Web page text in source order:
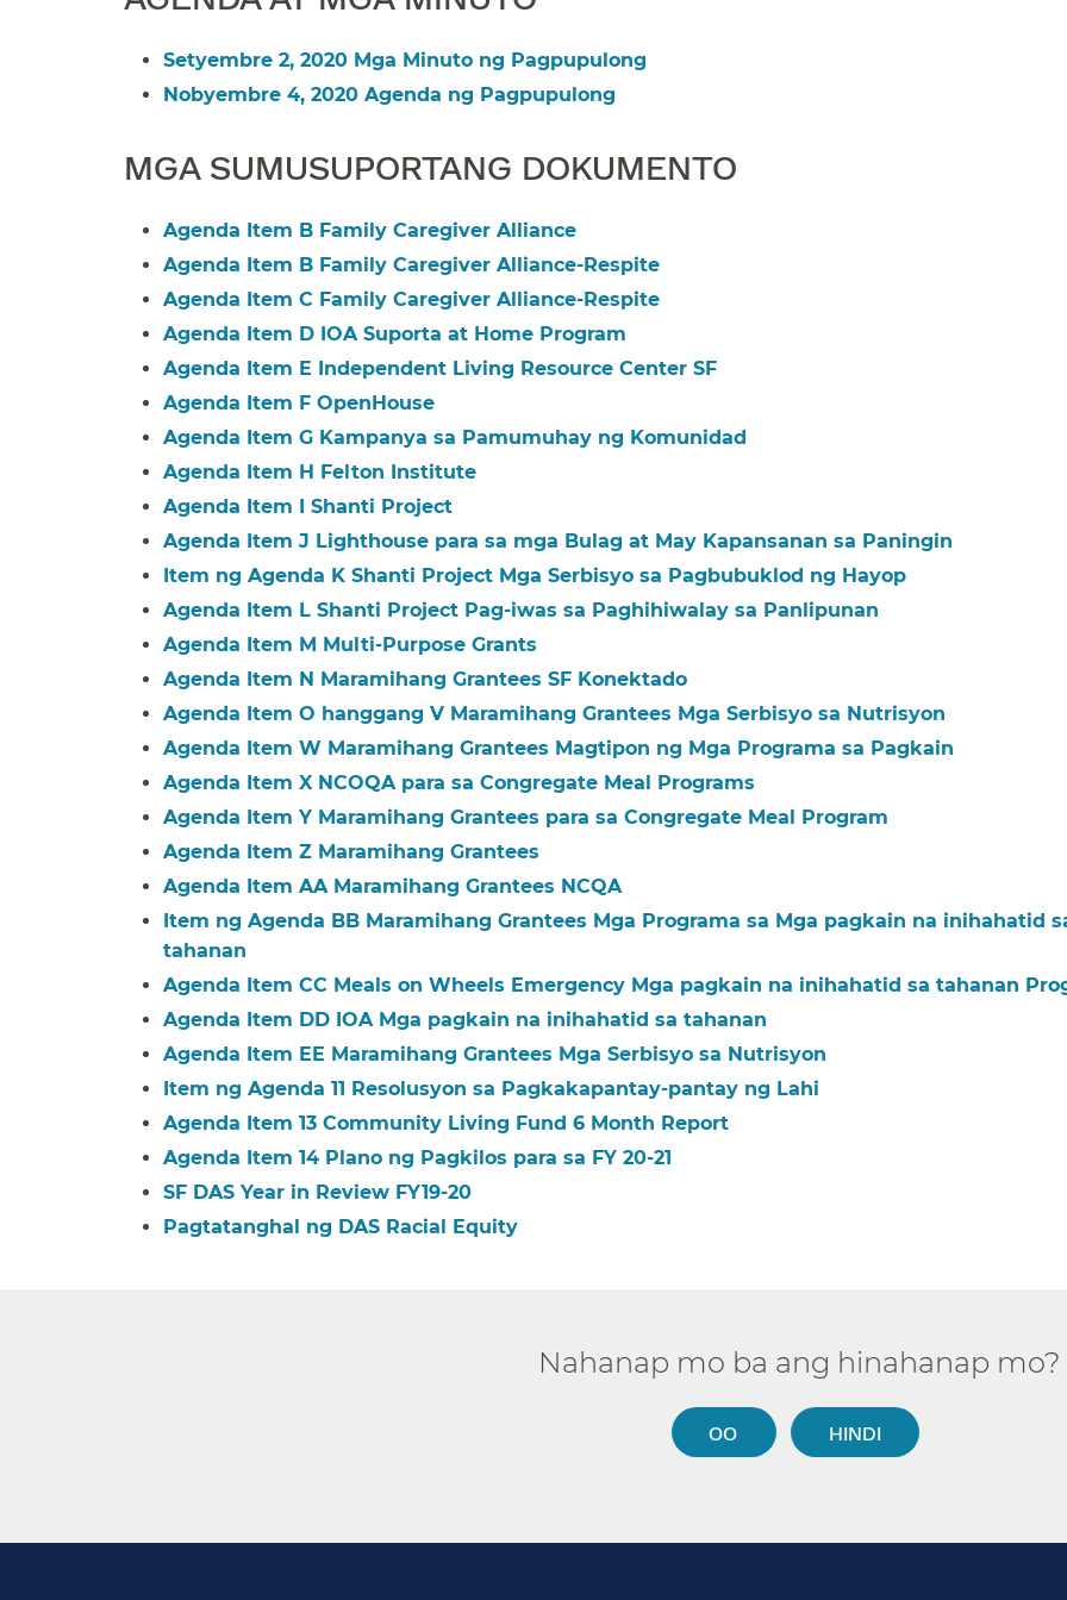
Setyembre 2, 2020 Mga Minuto ng Pagpupulong​​
Nobyembre 4, 2020 Agenda ng Pagpupulong​​
MGA SUMUSUPORTANG DOKUMENTO​​
Agenda Item B Family Caregiver Alliance​​
Agenda Item B Family Caregiver Alliance-Respite​​
Agenda Item C Family Caregiver Alliance-Respite​​
Agenda Item D IOA Suporta at Home Program​​
Agenda Item E Independent Living Resource Center SF​​
Agenda Item F OpenHouse​​
Agenda Item G Kampanya sa Pamumuhay ng Komunidad​​
Agenda Item H Felton Institute​​
Agenda Item I Shanti Project​​
Agenda Item J Lighthouse para sa mga Bulag at May Kapansanan sa Paningin​​
Item ng Agenda K Shanti Project Mga Serbisyo sa Pagbubuklod ng Hayop​​
Agenda Item L Shanti Project Pag-iwas sa Paghihiwalay sa Panlipunan​​
Agenda Item M Multi-Purpose Grants​​
Agenda Item N Maramihang Grantees SF Konektado​​
Agenda Item O hanggang V Maramihang Grantees Mga Serbisyo sa Nutrisyon​​
Agenda Item W Maramihang Grantees Magtipon ng Mga Programa sa Pagkain​​
Agenda Item X NCOQA para sa Congregate Meal Programs​​
Agenda Item Y Maramihang Grantees para sa Congregate Meal Program​​
Agenda Item Z Maramihang Grantees​​
Agenda Item AA Maramihang Grantees NCQA​​
Item ng Agenda BB Maramihang Grantees Mga Programa sa Mga pagkain na inihahatid
tahanan​​
Agenda Item CC Meals on Wheels Emergency Mga pagkain na inihahatid sa tahanan
Agenda Item DD IOA Mga pagkain na inihahatid sa tahanan​​
Agenda Item EE Maramihang Grantees Mga Serbisyo sa Nutrisyon​​
Item ng Agenda 11 Resolusyon sa Pagkakapantay-pantay ng Lahi​​
Agenda Item 13 Community Living Fund 6 Month Report​​
Agenda Item 14 Plano ng Pagkilos para sa FY 20-21​​
SF DAS Year in Review FY19-20​​
Pagtatanghal ng DAS Racial Equity​​
Nahanap mo ba ang hinahanap mo?​​
OO​​ HINDI​​